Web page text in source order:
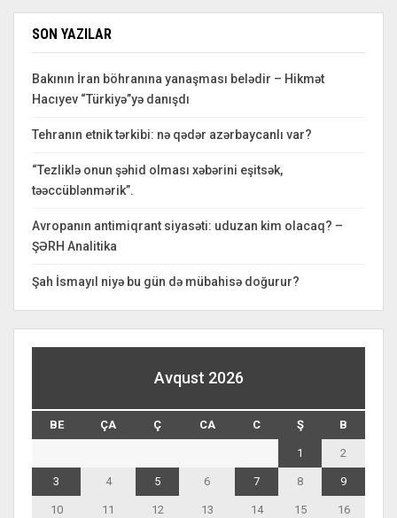
SON YAZILAR
Bakının İran böhranına yanaşması belədir – Hikmət
Hacıyev “Türkiyə”yə danışdı
Tehranın etnik tərkibi: nə qədər azərbaycanlı var?
“Tezliklə onun şəhid olması xəbərini eşitsək,
təəccüblənmərik”.
Avropanın antimiqrant siyasəti: uduzan kim olacaq? –
ŞƏRH Analitika
Şah İsmayıl niyə bu gün də mübahisə doğurur?
Avqust 2026
BE ÇA Ç CA C Ş B
1 2
3 4 5 6 7 8 9
10 11 12 13 14 15 16